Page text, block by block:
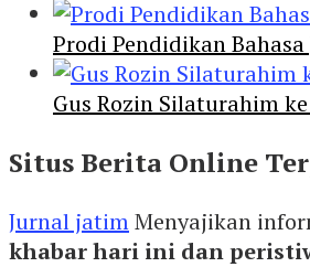
Prodi Pendidikan
Gus Rozin Silaturahim
Situs Berita Online
Jurnal jatimMenyajikan
khabar hari ini dan